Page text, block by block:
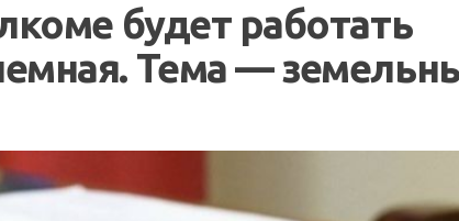
будет работать
Тема —